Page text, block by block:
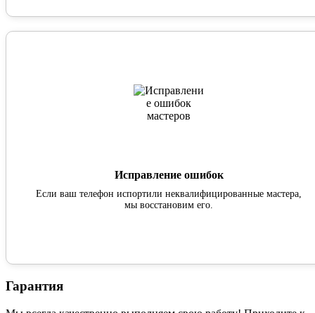
Исправление ошибок
Если ваш телефон испортили неквалифицированные мастера,
мы восстановим его.
Гарантия